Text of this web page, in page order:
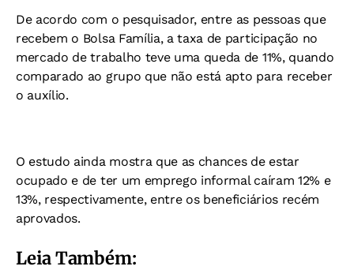
De acordo com o pesquisador, entre as pessoas que
recebem o Bolsa Família, a taxa de participação no
mercado de trabalho teve uma queda de 11%, quando
comparado ao grupo que não está apto para receber
o auxílio.
O estudo ainda mostra que as chances de estar
ocupado e de ter um emprego informal caíram 12% e
13%, respectivamente, entre os beneficiários recém
aprovados.
Leia Também: